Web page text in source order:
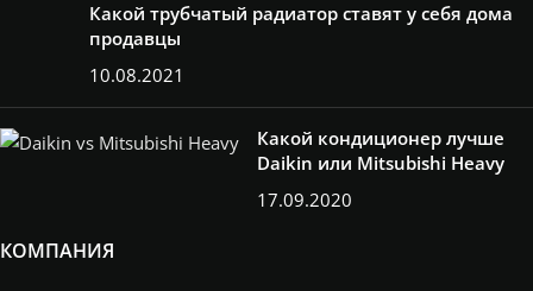
Какой трубчатый радиатор ставят у себя дома
продавцы
10.08.2021
Какой кондиционер лучше
Daikin или Mitsubishi Heavy
17.09.2020
КОМПАНИЯ